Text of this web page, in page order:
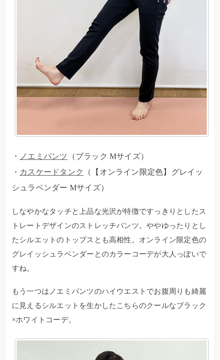
・ ノエミパンツ （ブラック Mサイズ）
・ カスケードタンク
（【オンライン限定色】グレイッ
シュラベンダー Mサイズ）
しなやかなタッチと上品な光沢が特徴ですっきりとしたス
トレートデザインのストレッチパンツ。ややゆったりとし
たシルエットのトップスとも高相性。オンライン限定色の
グレイッシュラベンダーとのカラーコーデが大人っぽいで
すね。
もう一つはノエミパンツのハイウエストでお腹周りも綺麗
に見えるシルエットを生かしたこちらのクールなブラック
×ホワイトコーデ。